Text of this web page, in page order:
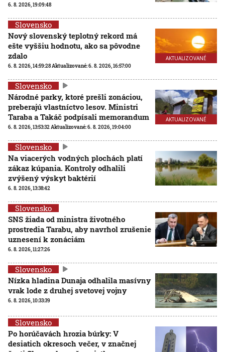
6. 8. 2026, 19:09:48
AKTUALIZOVANÉ
Slovensko
Nový slovenský teplotný rekord má
ešte vyššiu hodnotu, ako sa pôvodne
zdalo
6. 8. 2026, 14:59:28Aktualizované:6. 8. 2026, 16:57:00
AKTUALIZOVANÉ
Slovensko
Národné parky, ktoré prešli zonáciou,
preberajú vlastníctvo lesov. Ministri
Taraba a Takáč podpísali memorandum
6. 8. 2026, 13:53:32Aktualizované:6. 8. 2026, 19:04:00
Slovensko
Na viacerých vodných plochách platí
zákaz kúpania. Kontroly odhalili
zvýšený výskyt baktérií
6. 8. 2026, 13:38:42
Slovensko
SNS žiada od ministra životného
prostredia Tarabu, aby navrhol zrušenie
uznesení k zonáciám
6. 8. 2026, 11:27:26
Slovensko
Nízka hladina Dunaja odhalila masívny
vrak lode z druhej svetovej vojny
6. 8. 2026, 10:33:39
Slovensko
Po horúčavách hrozia búrky: V
desiatich okresoch večer, v značnej